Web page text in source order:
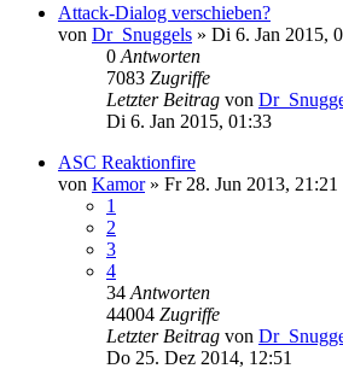
Attack-Dialog verschieben?
von Dr_Snuggels » Di 6. Jan 2015,
0 Antworten
7083 Zugriffe
Letzter Beitrag von
Di 6. Jan 2015, 01:33
ASC Reaktionfire
von Kamor» Fr 28. Jun 2013, 21:21
1
2
3
4
34 Antworten
44004 Zugriffe
Letzter Beitrag von
Do 25. Dez 2014, 12:51